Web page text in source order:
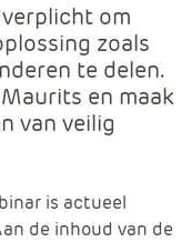
a
r
t
e
om
zoals
te delen.
en maak
van veilig
is actueel
de inhoud van de